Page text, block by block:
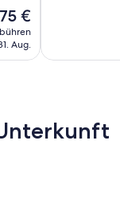
Der
Preis
75 €
Aug.